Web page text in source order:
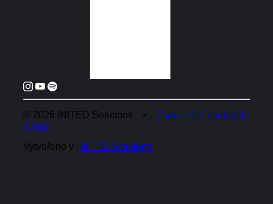
© 2026 INITED Solutions • Zpracování osobních
údajů
Vytvořeno v INITED Solutions